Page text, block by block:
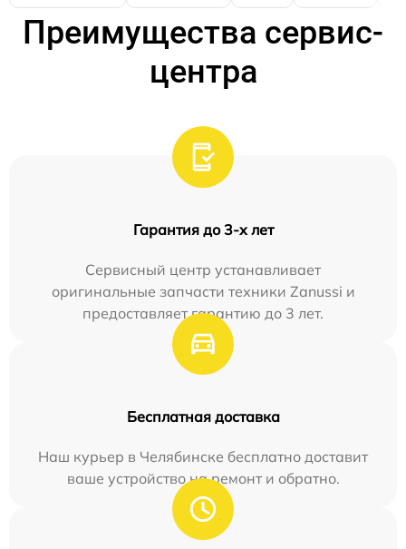
Преимущества сервис-
центра
Гарантия до 3-х лет
Сервисный центр устанавливает
оригинальные запчасти техники Zanussi и
предоставляет гарантию до 3 лет.
Бесплатная доставка
Наш курьер в Челябинске бесплатно доставит
ваше устройство на ремонт и обратно.